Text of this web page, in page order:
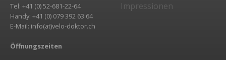
Tel: +41 (0) 52-681-22-64
Handy: +41 (0) 079 392 63 64
E-Mail: info(at)velo-doktor.ch
Öffnungszeiten
Impressionen